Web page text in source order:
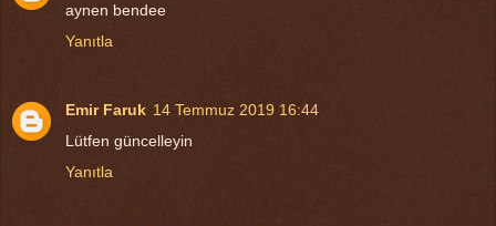
aynen bendee
Yanıtla
Emir Faruk 14 Temmuz 2019 16:44
Lütfen güncelleyin
Yanıtla